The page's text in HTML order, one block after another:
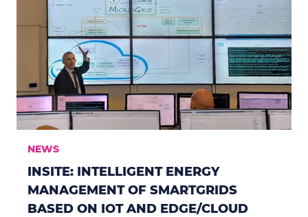
NEWS
INSITE: INTELLIGENT ENERGY
MANAGEMENT OF SMARTGRIDS
BASED ON IOT AND EDGE/CLOUD